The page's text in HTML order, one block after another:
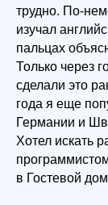
трудно. По-
изучал
пальцах
Только через
сделали это
года я еще
Германии и
Хотел искать
в Гостевой